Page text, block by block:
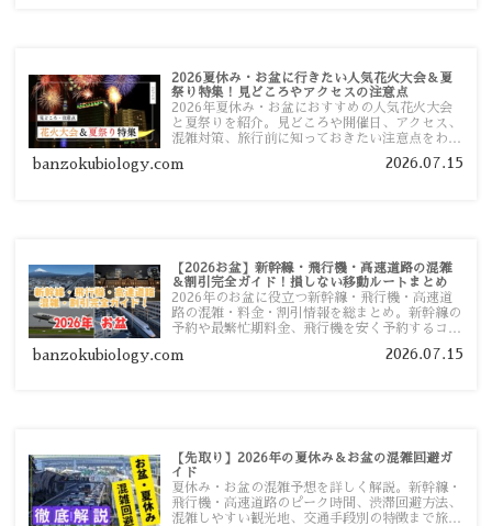
2026夏休み・お盆に行きたい人気花火大会＆夏
祭り特集！見どころやアクセスの注意点
2026年夏休み・お盆におすすめの人気花火大会
と夏祭りを紹介。見どころや開催日、アクセス、
混雑対策、旅行前に知っておきたい注意点をわか
banzokubiology.com 2026.07.15
【2026お盆】新幹線・飛行機・高速道路の混雑
＆割引完全ガイド！損しない移動ルートまとめ
2026年のお盆に役立つ新幹線・飛行機・高速道
路の混雑・料金・割引情報を総まとめ。新幹線の
予約や最繁忙期料金、飛行機を安く予約するコ
い移動方法を分かりやすく解説します。
banzokubiology.com 2026.07.15
【先取り】2026年の夏休み＆お盆の混雑回避ガ
イド
夏休み・お盆の混雑予想を詳しく解説。新幹線・
飛行機・高速道路のピーク時間、渋滞回避方法、
混雑しやすい観光地、交通手段別の特徴まで旅行